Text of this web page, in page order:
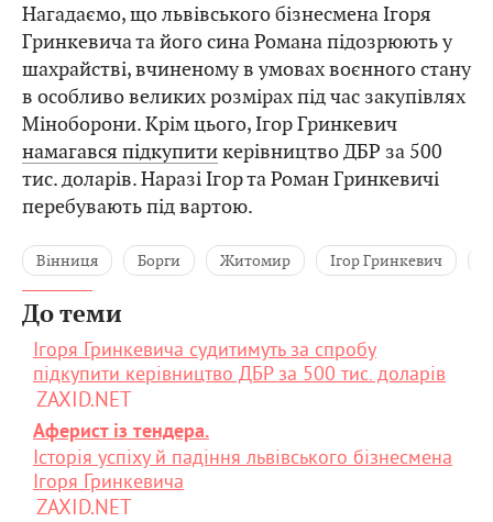
Нагадаємо, що львівського бізнесмена Ігоря
Гринкевича та його сина Романа підозрюють у
шахрайстві, вчиненому в умовах воєнного стану
в особливо великих розмірах під час закупівлях
Міноборони. Крім цього, Ігор Гринкевич
намагався підкупитикерівництво ДБР за 500
тис. доларів. Наразі Ігор та Роман Гринкевичі
перебувають під вартою.
Вінниця Борги Житомир Ігор Гринкевич
До теми
Ігоря Гринкевича судитимуть за спробу
підкупити керівництво ДБР за 500 тис. доларів
ZAXID.NET
Аферист із тендера.
Історія успіху й падіння львівського бізнесмена
Ігоря Гринкевича
ZAXID.NET